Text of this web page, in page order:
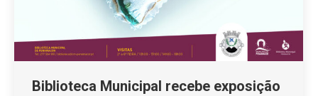
Biblioteca Municipal recebe exposição